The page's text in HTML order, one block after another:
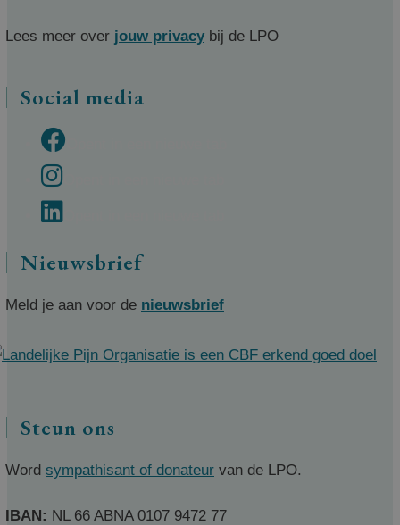
Lees meer over jouw privacy bij de LPO
Social media
Nieuwsbrief
Meld je aan voor de nieuwsbrief
Steun ons
Word sympathisant of donateur van de LPO.
IBAN: NL 66 ABNA 0107 9472 77